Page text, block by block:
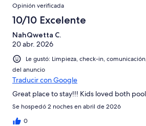
Opinión verificada
10/10 Excelente
NahQwetta C.
20 abr. 2026
Le gustó: Limpieza, check-in,
del anuncio
Traducir con Google
Great place to stay!!! Kids loved both
Se hospedó 2 noches en abril de 2026
0